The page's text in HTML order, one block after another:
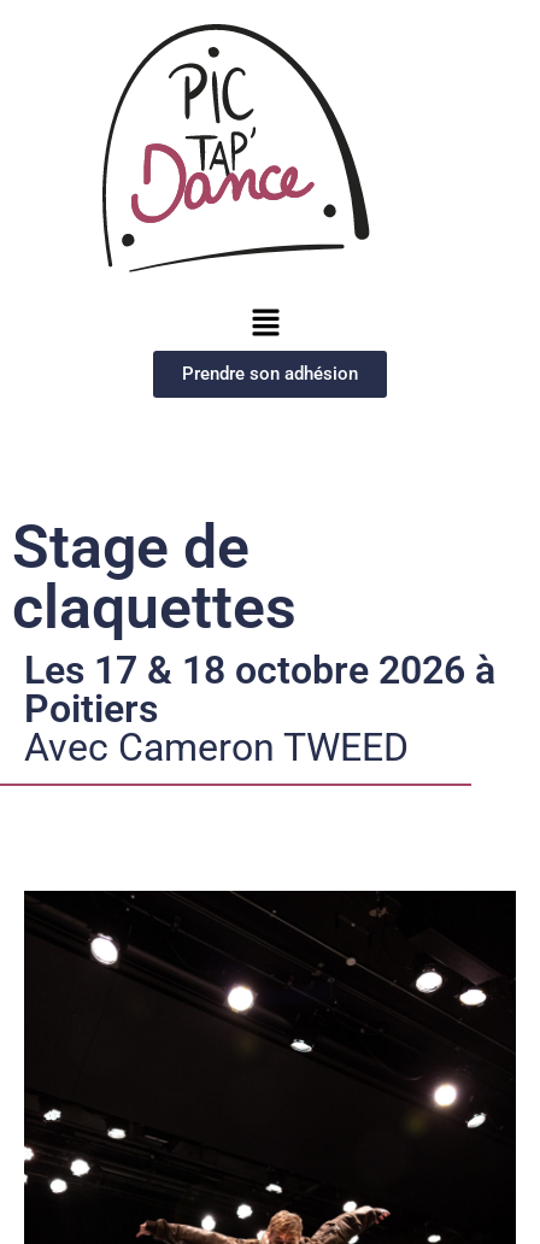
Prendre son adhésion
Stage de
claquettes
Les 17 & 18 octobre 2026 à
Poitiers
Avec Cameron TWEED